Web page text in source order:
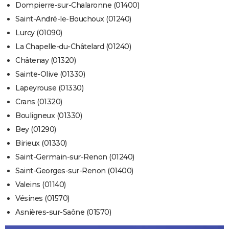
Dompierre-sur-Chalaronne (01400)
Saint-André-le-Bouchoux (01240)
Lurcy (01090)
La Chapelle-du-Châtelard (01240)
Châtenay (01320)
Sainte-Olive (01330)
Lapeyrouse (01330)
Crans (01320)
Bouligneux (01330)
Bey (01290)
Birieux (01330)
Saint-Germain-sur-Renon (01240)
Saint-Georges-sur-Renon (01400)
Valeins (01140)
Vésines (01570)
Asnières-sur-Saône (01570)